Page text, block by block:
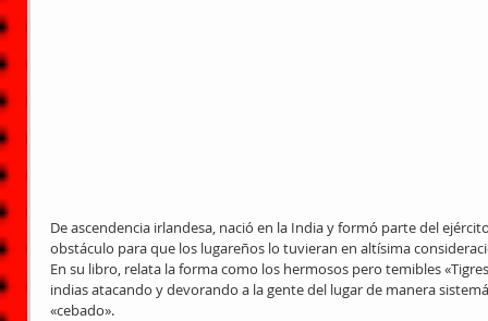
De ascendencia irlandesa, nació en la India y formó parte del
obstáculo para que los lugareños lo tuvieran en altísima
En su libro, relata la forma como los hermosos pero temibles
indias atacando y devorando a la gente del lugar de manera
«cebado».